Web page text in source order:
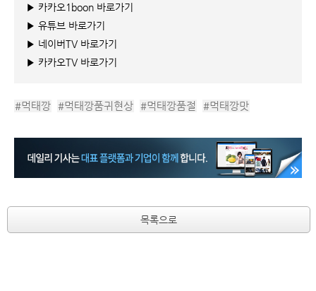
▶ 카카오1boon 바로가기
▶ 유튜브 바로가기
▶ 네이버TV 바로가기
▶ 카카오TV 바로가기
#먹태깡 #먹태깡품귀현상 #먹태깡품절
#먹태깡맛
#먹태단백질
목록으로